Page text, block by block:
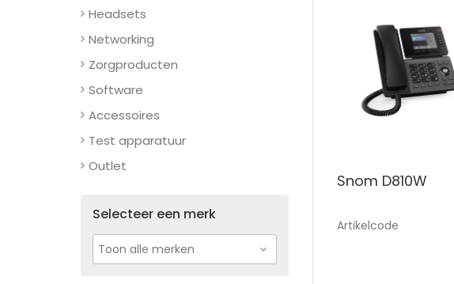
Headsets
Networking
Zorgproducten
Software
Accessoires
Test apparatuur
Outlet
Selecteer een merk
Snom D810W
Artikelcode